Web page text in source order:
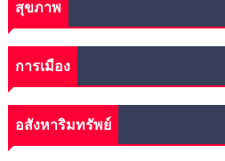
สุขภาพ
การเมือง
อสังหาริมทรัพย์